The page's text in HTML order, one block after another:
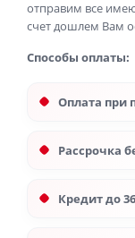
отправим все
счет дошлем Вам
Способы оплаты:
Оплата при
Рассрочка
Кредит до